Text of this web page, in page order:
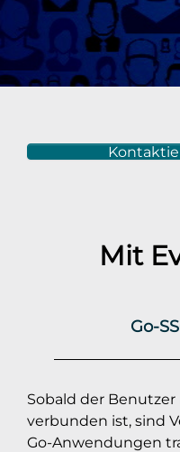
Mit
Go-
Sobald der
verbunden ist, sind
Go-Anwendungen